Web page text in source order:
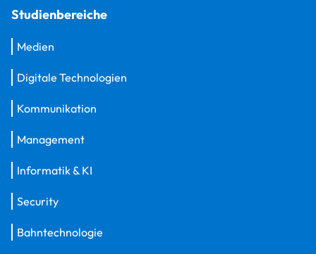
Studienbereiche
Medien
Digitale Technologien
Kommunikation
Management
Informatik & KI
Security
Bahntechnologie